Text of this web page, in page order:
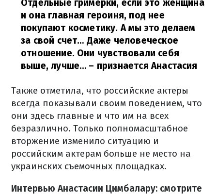
Отдельные гримерки, если это женщина
и она главная героиня, под нее
покупают косметику. А мы это делаем
за свой счет… Даже человеческое
отношение. Они чувствовали себя
выше, лучше… – признается Анастасия
Также отметила, что российские актеры
всегда показывали своим поведением, что
они здесь главные и что им на всех
безразлично. Только полномасштабное
вторжение изменило ситуацию и
российским актерам больше не место на
украинских съемочных площадках.
Интервью Анастасии Цимбалару: смотрите